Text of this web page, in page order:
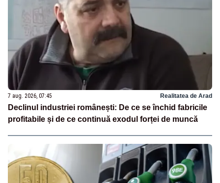
7 aug. 2026, 07:45 Realitatea de Arad
Declinul industriei românești: De ce se închid fabricile
profitabile și de ce continuă exodul forței de muncă